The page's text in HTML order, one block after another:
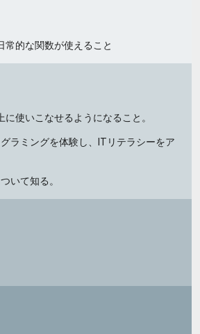
常的な関数が使えること
に使いこなせるようになること。
ラミングを体験し、ITリテラシーをア
いて知る。